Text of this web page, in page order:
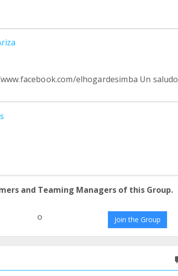
elhogardesimba Un saludo
and Teaming Managers of this Group.
o Join the Group